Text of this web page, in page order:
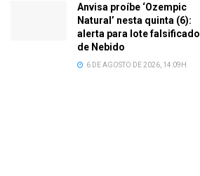
Anvisa proíbe ‘Ozempic
Natural’ nesta quinta (6):
alerta para lote falsificado
de Nebido
6 DE AGOSTO DE 2026, 14:09H